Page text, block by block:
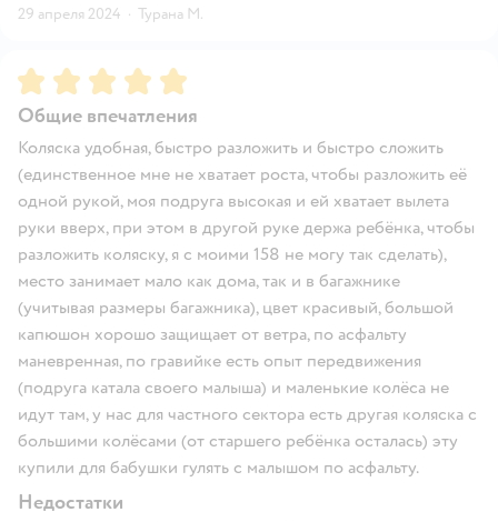
29 апреля 2024 · Турана М.
Рейтинг:5
Общие впечатления
Коляска удобная, быстро разложить и быстро сложить
(единственное мне не хватает роста, чтобы разложить её
одной рукой, моя подруга высокая и ей хватает вылета
руки вверх, при этом в другой руке держа ребёнка, чтобы
разложить коляску, я с моими 158 не могу так сделать),
место занимает мало как дома, так и в багажнике
(учитывая размеры багажника), цвет красивый, большой
капюшон хорошо защищает от ветра, по асфальту
маневренная, по гравийке есть опыт передвижения
(подруга катала своего малыша) и маленькие колёса не
идут там, у нас для частного сектора есть другая коляска с
большими колёсами (от старшего ребёнка осталась) эту
купили для бабушки гулять с малышом по асфальту.
Недостатки